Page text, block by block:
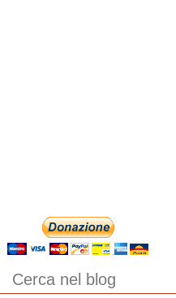
Cerca nel blog